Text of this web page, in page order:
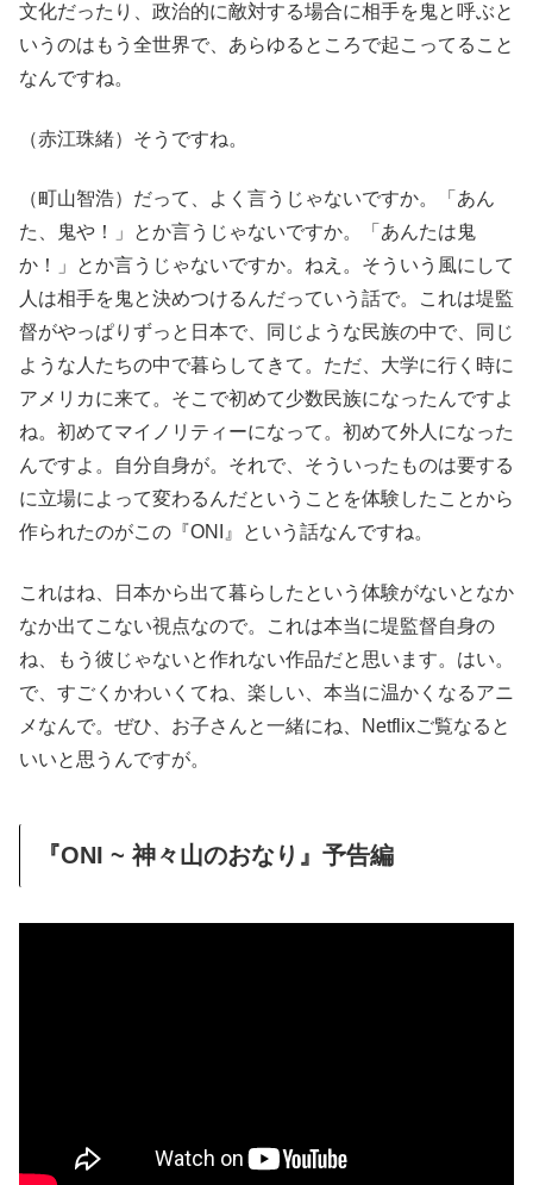
文化だったり、政治的に敵対する場合に相手を鬼と呼ぶと
いうのはもう全世界で、あらゆるところで起こってること
なんですね。
（赤江珠緒）そうですね。
（町山智浩）だって、よく言うじゃないですか。「あん
た、鬼や！」とか言うじゃないですか。「あんたは鬼
か！」とか言うじゃないですか。ねえ。そういう風にして
人は相手を鬼と決めつけるんだっていう話で。これは堤監
督がやっぱりずっと日本で、同じような民族の中で、同じ
ような人たちの中で暮らしてきて。ただ、大学に行く時に
アメリカに来て。そこで初めて少数民族になったんですよ
ね。初めてマイノリティーになって。初めて外人になった
んですよ。自分自身が。それで、そういったものは要する
に立場によって変わるんだということを体験したことから
作られたのがこの『ONI』という話なんですね。
これはね、日本から出て暮らしたという体験がないとなか
なか出てこない視点なので。これは本当に堤監督自身の
ね、もう彼じゃないと作れない作品だと思います。はい。
で、すごくかわいくてね、楽しい、本当に温かくなるアニ
メなんで。ぜひ、お子さんと一緒にね、Netflixご覧なると
いいと思うんですが。
『ONI ~ 神々山のおなり』予告編